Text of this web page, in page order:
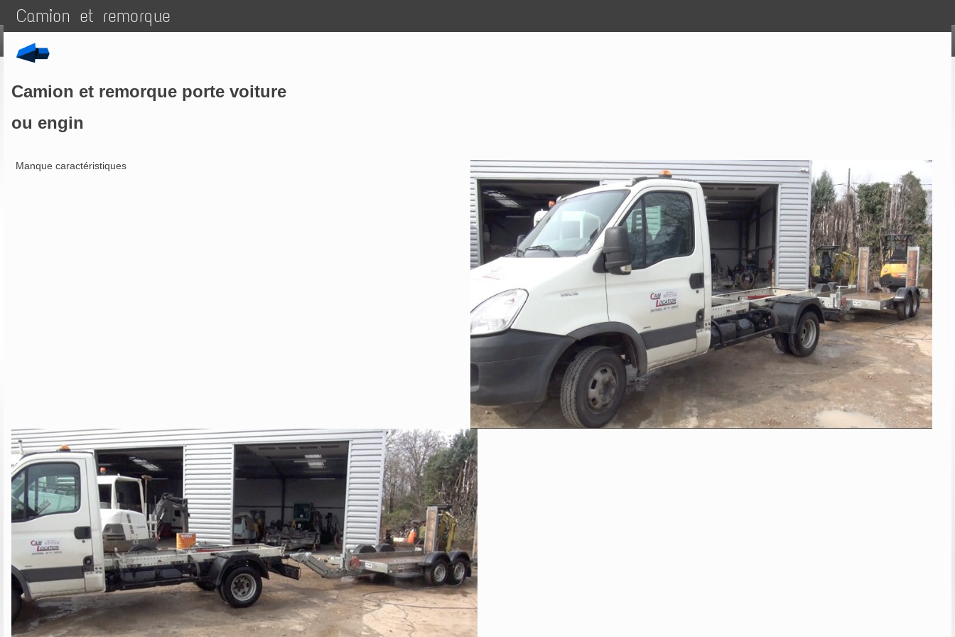
Camion et remorque
Camion et remorque porte voiture
ou engin
Manque caractéristiques